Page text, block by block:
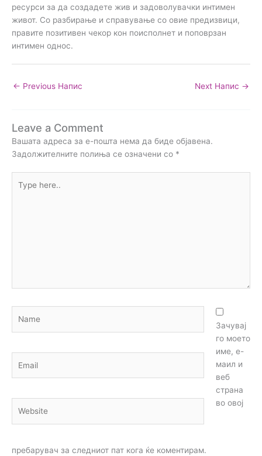
ресурси за да создадете жив и задоволувачки интимен
живот. Со разбирање и справување со овие предизвици,
правите позитивен чекор кон поисполнет и поповрзан
интимен однос.
← Previous Напис Next Напис →
Leave a Comment
Вашата адреса за е-пошта нема да биде објавена.
Задолжителните полиња се означени со *
here..
Зачувај
го моето
име, е-
маил и
веб
страна
во овој
пребарувач за следниот пат кога ќе коментирам.